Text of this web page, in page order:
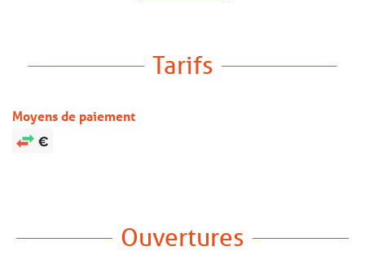
Tarifs
Moyens de paiement
Ouvertures